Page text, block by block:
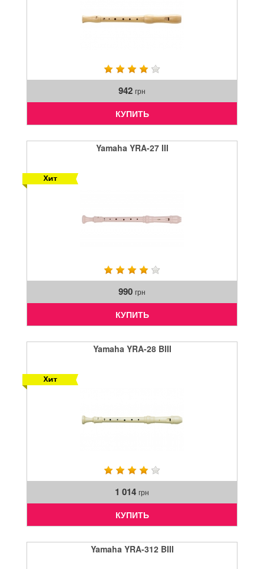
942 грн
КУПИТЬ
Yamaha YRA-27 III
990 грн
КУПИТЬ
Yamaha YRA-28 BIII
1 014 грн
КУПИТЬ
Yamaha YRA-312 BIII